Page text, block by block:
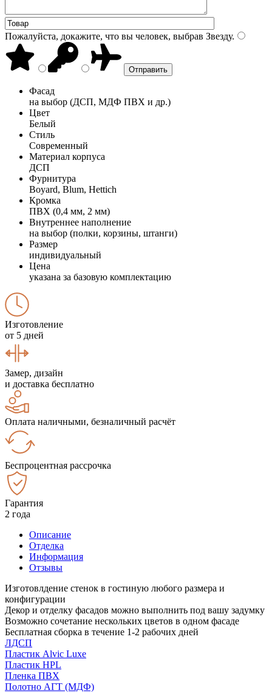
Пожалуйста, докажите, что вы человек, выбрав Звезду.
Фасад
на выбор (ДСП, МДФ ПВХ и др.)
Цвет
Белый
Стиль
Современный
Материал корпуса
ДСП
Фурнитура
Boyard, Blum, Hettich
Кромка
ПВХ (0,4 мм, 2 мм)
Внутреннее наполнение
на выбор (полки, корзины, штанги)
Размер
индивидуальный
Цена
указана за базовую комплектацию
Изготовление
от 5 дней
Замер, дизайн
и доставка бесплатно
Оплата наличными, безналичный расчёт
Беспроцентная рассрочка
Гарантия
2 года
Описание
Отделка
Информация
Отзывы
Изготовлдение стенок в гостиную любого размера и
конфигурации
Декор и отделку фасадов можно выполнить под вашу задумку
Возможно сочетание нескольких цветов в одном фасаде
Бесплатная сборка в течение 1-2 рабочих дней
ЛДСП
Пластик Alvic Luxe
Пластик HPL
Пленка ПВХ
Полотно АГТ (МДФ)